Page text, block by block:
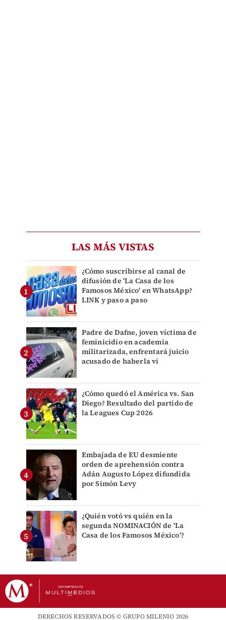
LAS MÁS VISTAS
¿Cómo suscribirse al canal de
difusión de 'La Casa de los
Famosos México' en WhatsApp?
LINK y paso a paso
Padre de Dafne, joven víctima de
feminicidio en academia
militarizada, enfrentará juicio
acusado de haberla vi
¿Cómo quedó el América vs. San
Diego? Resultado del partido de
la Leagues Cup 2026
Embajada de EU desmiente
orden de aprehensión contra
Adán Augusto López difundida
por Simón Levy
¿Quién votó vs quién en la
segunda NOMINACIÓN de 'La
Casa de los Famosos México'?
DERECHOS RESERVADOS © GRUPO MILENIO 2026